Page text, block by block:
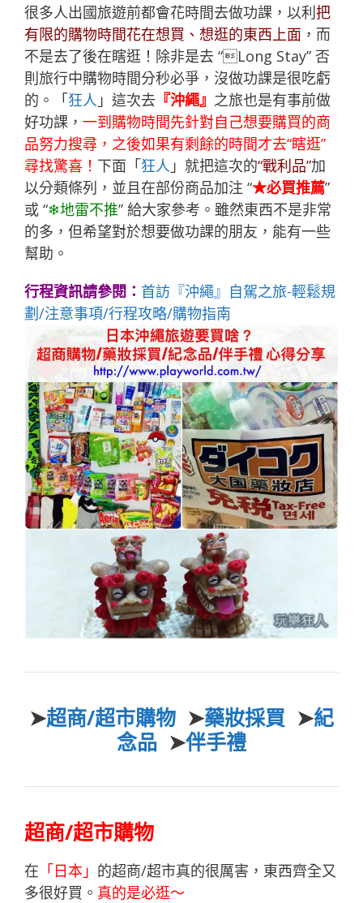
很多人出國旅遊前都會花時間去做功課，以利把
有限的購物時間花在想買、想逛的東西上面 ，而
不是去了後在瞎逛！除非是去 “Long Stay” 否
則旅行中購物時間分秒必爭，沒做功課是很吃虧
的。「狂人 」這次去 『沖繩』 之旅也是有事前做
好功課， 一到購物時間先針對自己想要購買的商
品努力搜尋，之後如果有剩餘的時間才去“瞎逛”
尋找驚喜！ 下面「狂人 」就把這次的“戰利品”加
以分類條列，並且在部份商品加注 “★必買推薦”
或 “❄地雷不推” 給大家參考。雖然東西不是非常
的多，但希望對於想要做功課的朋友，能有一些
幫助。
行程資訊請參閱： 首訪『沖繩』自駕之旅-輕鬆規
劃/注意事項/行程攻略/購物指南
➤超商/超市購物 ➤藥妝採買 ➤紀
念品 ➤伴手禮
超商/超市購物
在 「日本」 的超商/超市真的很厲害，東西齊全又
多很好買。 真的是必逛～